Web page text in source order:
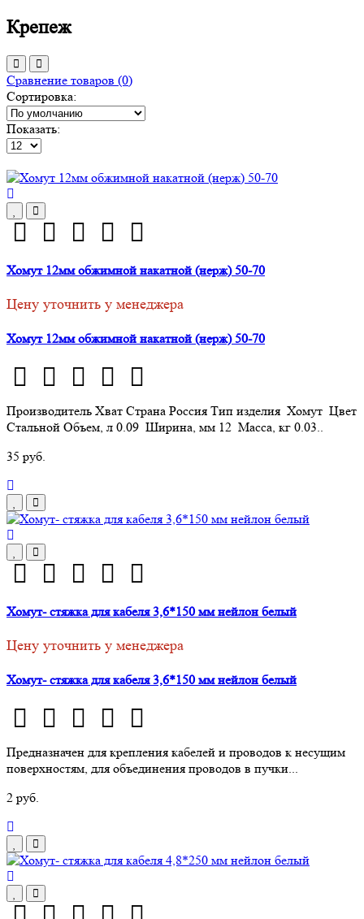
Крепеж
Сравнение товаров (0)
Сортировка:
Показать:
Хомут 12мм обжимной накатной (нерж) 50-70
Цену уточнить у менеджера
Хомут 12мм обжимной накатной (нерж) 50-70
Производитель Хват Страна Россия Тип изделия Хомут Цвет
Стальной Объем, л 0.09 Ширина, мм 12 Масса, кг 0.03..
35 руб.
Хомут- стяжка для кабеля 3,6*150 мм нейлон белый
Цену уточнить у менеджера
Хомут- стяжка для кабеля 3,6*150 мм нейлон белый
Предназначен для крепления кабелей и проводов к несущим
поверхностям, для объединения проводов в пучки...
2 руб.